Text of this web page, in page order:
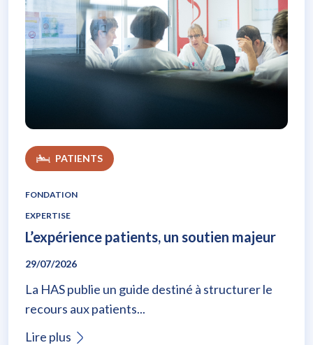
PATIENTS
FONDATION
EXPERTISE
L’expérience patients, un soutien majeur
29/07/2026
La HAS publie un guide destiné à structurer le
recours aux patients...
Lire plus